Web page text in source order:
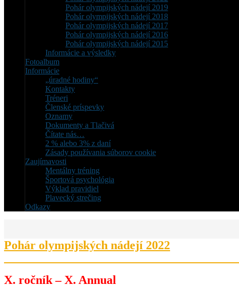
Pohár olympijských nádejí 2019
Pohár olympijských nádejí 2018
Pohár olympijských nádejí 2017
Pohár olympijských nádejí 2016
Pohár olympijských nádejí 2015
Informácie a výsledky
Fotoalbum
Informácie
„úradné hodiny“
Kontakty
Tréneri
Členské príspevky
Oznamy
Dokumenty a Tlačivá
Čítate nás…
2 % alebo 3% z daní
Zásady používania súborov cookie
Zaujímavosti
Mentálny tréning
Športová psychológia
Výklad pravidiel
Plavecký strečing
Odkazy
Pohár olympijských nádejí 2022
X. ročník – X. Annual